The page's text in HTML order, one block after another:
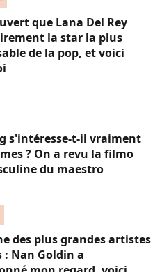
que Lana Del Rey
la star la plus
de la pop, et voici
s'intéresse-t-il vraiment
? On a revu la filmo
du maestro
des plus grandes artistes
: Nan Goldin a